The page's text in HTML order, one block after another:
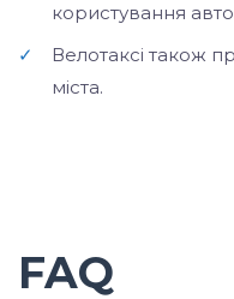
користування
✓
Велотаксі також
міста.
FAQ